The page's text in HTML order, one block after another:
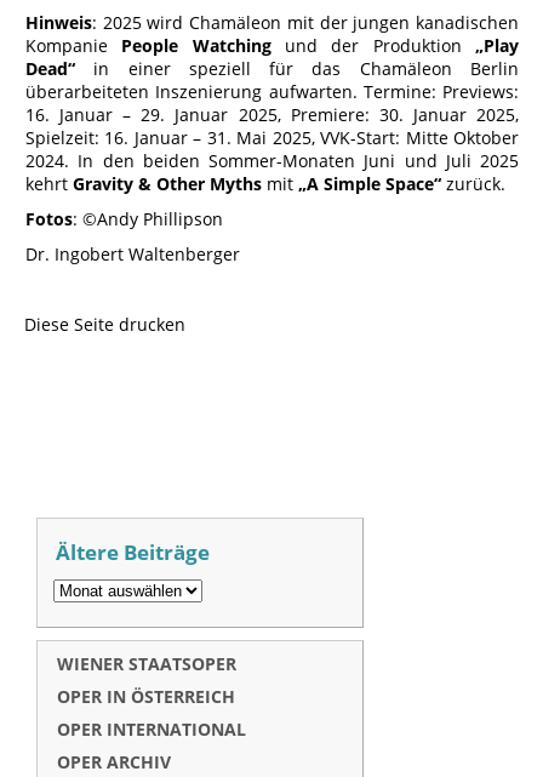
Hinweis: 2025 wird Chamäleon mit der jungen kanadischen
Kompanie People Watchingund der Produktion„Play
Dead“ in einer speziell für das Chamäleon Berlin
überarbeiteten Inszenierung aufwarten. Termine: Previews:
16. Januar – 29. Januar 2025, Premiere: 30. Januar 2025,
Spielzeit: 16. Januar – 31. Mai 2025, VVK-Start: Mitte Oktober
2024. In den beiden Sommer-Monaten Juni und Juli 2025
kehrt Gravity & Other Myths mit „A Simple Space“ zurück.
Fotos: ©Andy Phillipson
Dr. Ingobert Waltenberger
Diese Seite drucken
Ältere Beiträge
WIENER STAATSOPER
OPER IN ÖSTERREICH
OPER INTERNATIONAL
OPER ARCHIV